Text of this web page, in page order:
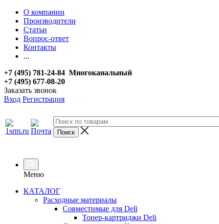
О компании
Производители
Статьи
Вопрос-ответ
Контакты
...
+7 (495) 781-24-84 Многоканальный
+7 (495) 677-08-20
Заказать звонок
Вход Регистрация
Меню
КАТАЛОГ
Расходные материалы
Совместимые для Deli
Тонер-картриджи Deli